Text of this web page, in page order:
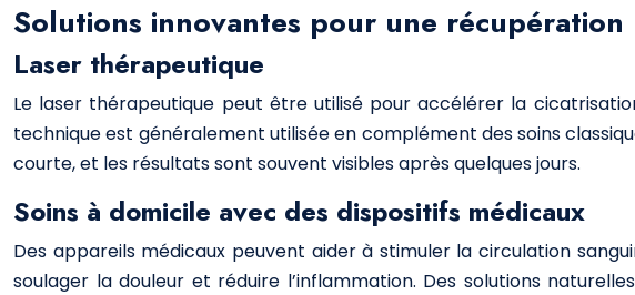
Solutions innovantes pour une
Laser thérapeutique
Le laser thérapeutique peut être utilisé pour accélérer la
technique est généralement utilisée en complément des soins
courte, et les résultats sont souvent visibles après quelques jours.
Soins à domicile avec des dispositifs médicaux
Des appareils médicaux peuvent aider à stimuler la circulation
soulager la douleur et réduire l’inflammation. Des solutions